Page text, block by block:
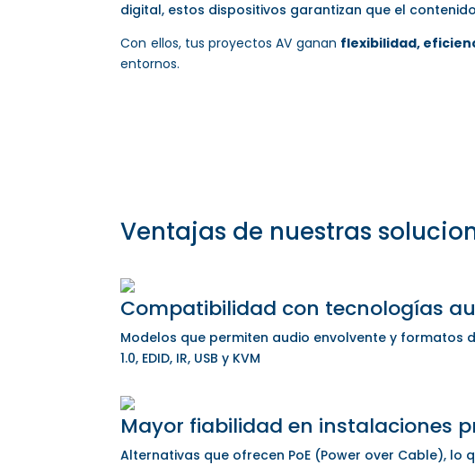
digital, estos dispositivos garantizan que el
Con ellos, tus proyectos AV ganan flexibilidad,
entornos.
Ventajas de nuestras
Compatibilidad con tecnologías
Modelos que permiten audio envolvente y formatos
1.0, EDID, IR, USB y KVM
Mayor fiabilidad en instalaciones
Alternativas que ofrecen PoE (Power over Cable),